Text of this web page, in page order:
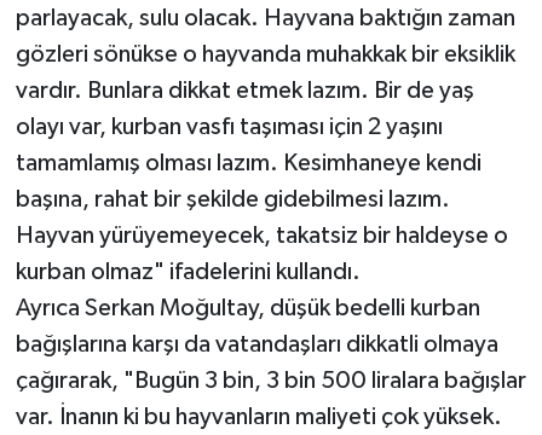
parlayacak, sulu olacak. Hayvana baktığın zaman
gözleri sönükse o hayvanda muhakkak bir eksiklik
vardır. Bunlara dikkat etmek lazım. Bir de yaş
olayı var, kurban vasfı taşıması için 2 yaşını
tamamlamış olması lazım. Kesimhaneye kendi
başına, rahat bir şekilde gidebilmesi lazım.
Hayvan yürüyemeyecek, takatsiz bir haldeyse o
kurban olmaz" ifadelerini kullandı.
Ayrıca Serkan Moğultay, düşük bedelli kurban
bağışlarına karşı da vatandaşları dikkatli olmaya
çağırarak, "Bugün 3 bin, 3 bin 500 liralara bağışlar
var. İnanın ki bu hayvanların maliyeti çok yüksek.